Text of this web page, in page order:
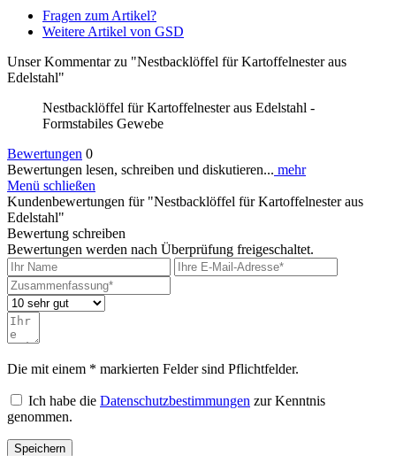
Fragen zum Artikel?
Weitere Artikel von GSD
Unser Kommentar zu "Nestbacklöffel für Kartoffelnester aus
Edelstahl"
Nestbacklöffel für Kartoffelnester aus Edelstahl -
Formstabiles Gewebe
Bewertungen 0
Bewertungen lesen, schreiben und diskutieren... mehr
Menü schließen
Kundenbewertungen für "Nestbacklöffel für Kartoffelnester aus
Edelstahl"
Bewertung schreiben
Bewertungen werden nach Überprüfung freigeschaltet.
Die mit einem * markierten Felder sind Pflichtfelder.
Ich habe die Datenschutzbestimmungen zur Kenntnis
genommen.
Speichern